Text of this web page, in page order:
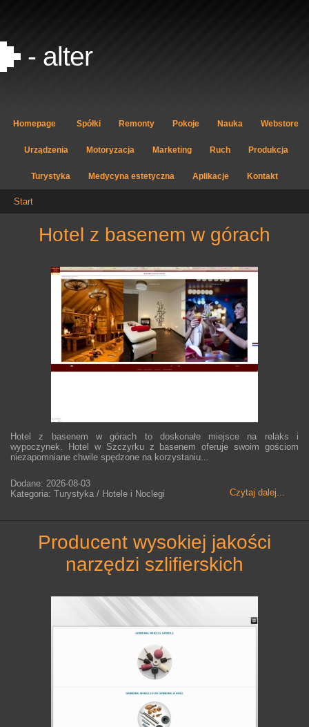
- alter
Homepage Spółki Remonty Pokoje Nauka Webstore
Urządzenia Motoryzacja Marketing Ruch Produkcja
Turystyka Medycyna estetyczna Aplikacje Kontakt
Start
hotel z basenem w górach
Hotel z basenem w górach to doskonałe miejsce na relaks i
wypoczynek. Hotel w Szczyrku z basenem oferuje swoim gościom
niezapomniane chwile spędzone na korzystaniu...
Czytaj dalej...
Dodane: 2026-08-03
Kategoria: Turystyka / Hotele i Noclegi
producent wysokiej jakości
narzędzi szlifierskich